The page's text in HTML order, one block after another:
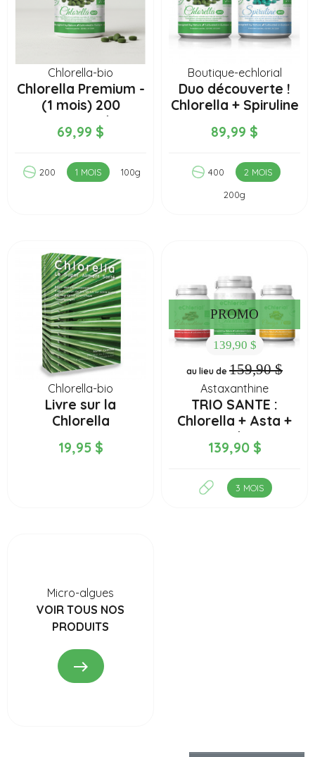
Chlorella-bio
Chlorella Premium -
(1 mois) 200
comprimés
69,99 $
200 1 MOIS 100g
Boutique-echlorial
Duo découverte !
Chlorella + Spiruline
Bio (2...
89,99 $
400
2 MOIS
200g
Chlorella-bio
Livre sur la
Chlorella
19,95 $
PROMO
139,90 $
au lieu de 159,90 $
Astaxanthine
TRIO SANTE :
Chlorella + Asta +
Oméga
139,90 $
3 MOIS
Micro-algues
VOIR TOUS NOS
PRODUITS
east